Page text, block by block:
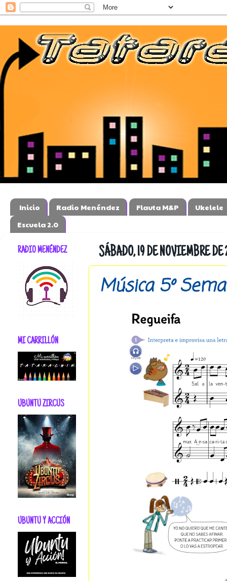
Inicio Radio Menéndez Flauta M&P
Ukelele
Escuela 2.0
SÁBADO, 19 DE NOVIEMBRE DE
Música 5º
RADIO MENÉNDEZ
MI CARRILLÓN
UBUNTU ZIRCUS
UBUNTU Y ACCIÓN